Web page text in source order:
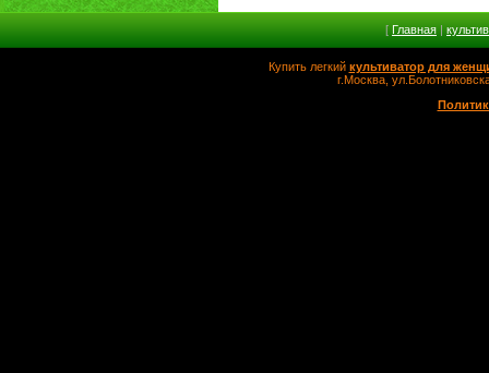
[ Главная |
Купить легкий культиватор для
г.Москва,